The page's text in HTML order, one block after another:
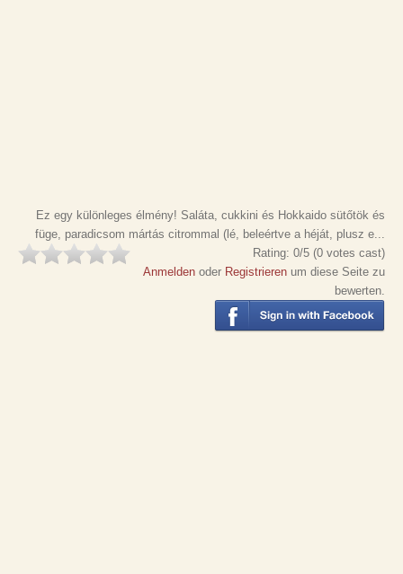
Ez egy különleges élmény! Saláta, cukkini és Hokkaido sütőtök és
füge, paradicsom mártás citrommal (lé, beleértve a héját, plusz e...
Rating: 0/5 (0 votes cast)
Anmelden oder Registrieren um diese Seite zu
bewerten.